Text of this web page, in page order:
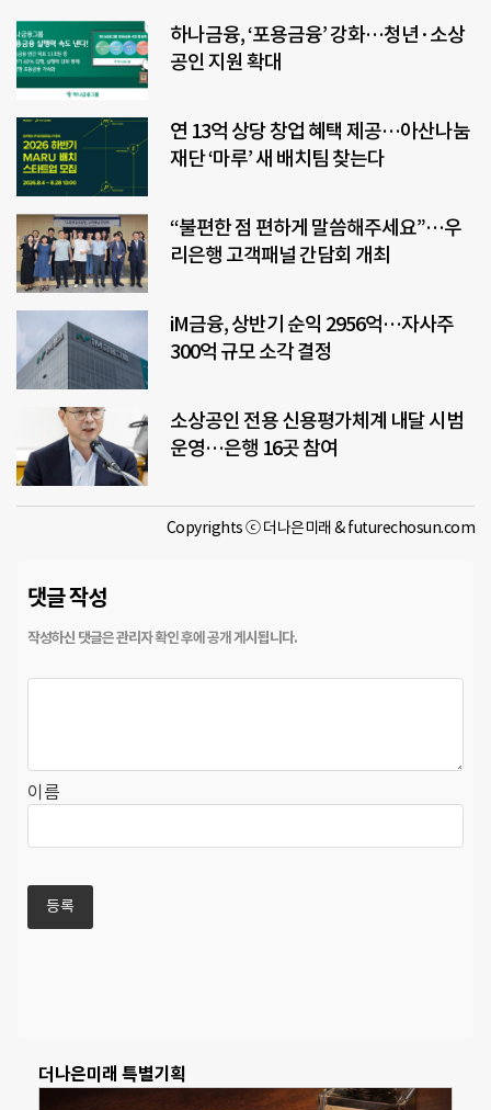
하나금융, ‘포용금융’ 강화…청년·소상
공인 지원 확대
연 13억 상당 창업 혜택 제공…아산나눔
재단 ‘마루’ 새 배치팀 찾는다
“불편한 점 편하게 말씀해주세요”…우
리은행 고객패널 간담회 개최
iM금융, 상반기 순익 2956억…자사주
300억 규모 소각 결정
소상공인 전용 신용평가체계 내달 시범
운영…은행 16곳 참여
Copyrights ⓒ 더나은미래 & futurechosun.com
댓글 작성
이름
더나은미래 특별기획